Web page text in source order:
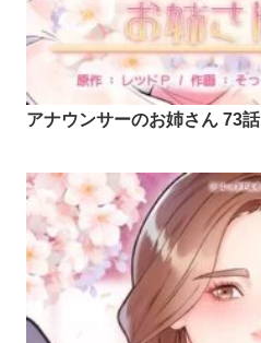
アナウンサーのお姉さん 73話